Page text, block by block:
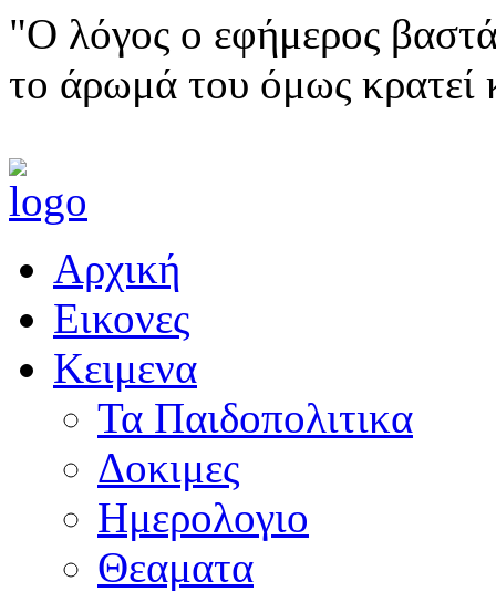
"Ο λόγος ο εφήμερος
το άρωμά του όμως κρατεί
Αρχική
Εικονες
Κειμενα
Τα Παιδοπολιτικα
Δοκιμες
Ημερολογιο
Θεαματα